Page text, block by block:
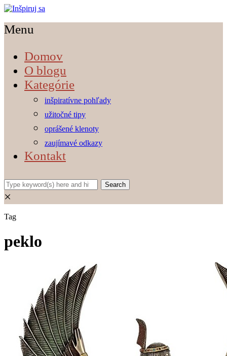
Menu
Domov
O blogu
Kategórie
inšpiratívne pohľady
užitočné tipy
oprášené klenoty
zaujímavé odkazy
Kontakt
×
Tag
peklo